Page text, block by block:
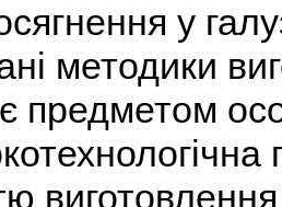
у
методики
предметом